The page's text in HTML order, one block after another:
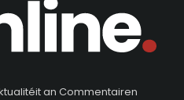
an Commentairen